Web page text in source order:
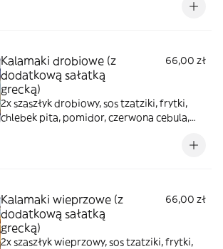
tzatziki, zapiekane ziemniaczki, pomidor,
Kalamaki drobiowe (z
dodatkową sałatką
grecką)
66,00 zł
2x szaszłyk drobiowy, sos tzatziki, frytki,
chlebek pita, pomidor, czerwona cebula,
Kalamaki wieprzowe (z
dodatkową sałatką
grecką)
66,00 zł
2x szaszłyk wieprzowy, sos tzatziki, frytki,